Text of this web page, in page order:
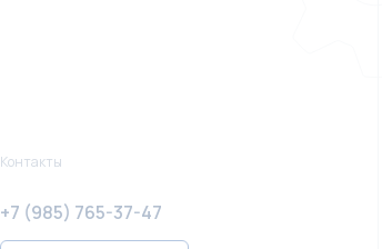
Контакты
+7 (985) 765-37-47